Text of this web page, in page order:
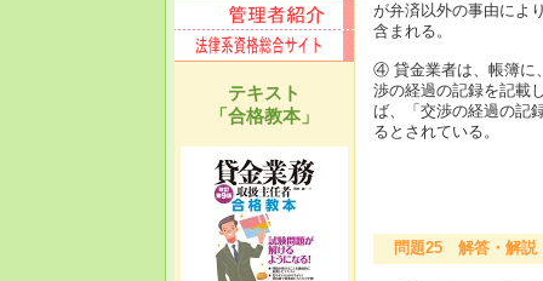
テキスト
「合格教本」
が弁済以外の事由によ
含まれる。
④ 貸金業者は、帳簿に
渉の経過の記録を記載
ば、「交渉の経過の記
るとされている。
問題25 解答・解説